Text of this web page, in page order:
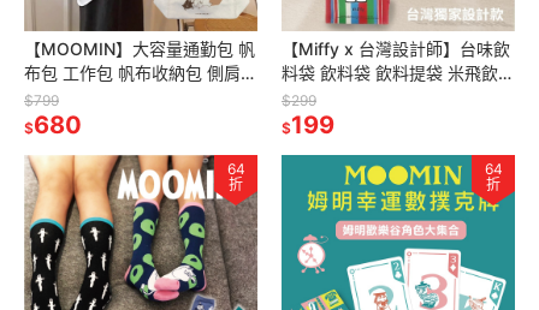
【MOOMIN】大容量通勤包 帆
布包 工作包 帆布收納包 側肩包
手提包 大容量手提包 背包 背囊
斜背包 職場包
$799
$680
【Miffy x 台灣設計師】台味飲
料袋 飲料袋 飲料提袋 米飛飲料
袋 米飛手提袋 米飛兔 茄芷袋
$299
$199
64
折
64
折